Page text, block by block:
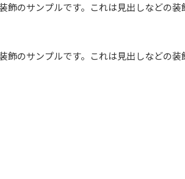
のサンプルです。これは見出しなどの
のサンプルです。これは見出しなどの